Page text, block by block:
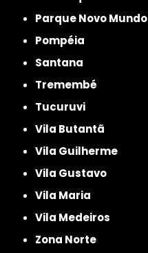
Parque Novo Mundo
Pompéia
Santana
Tremembé
Tucuruvi
Vila Butantã
Vila Guilherme
Vila Gustavo
Vila Maria
Vila Medeiros
Zona Norte